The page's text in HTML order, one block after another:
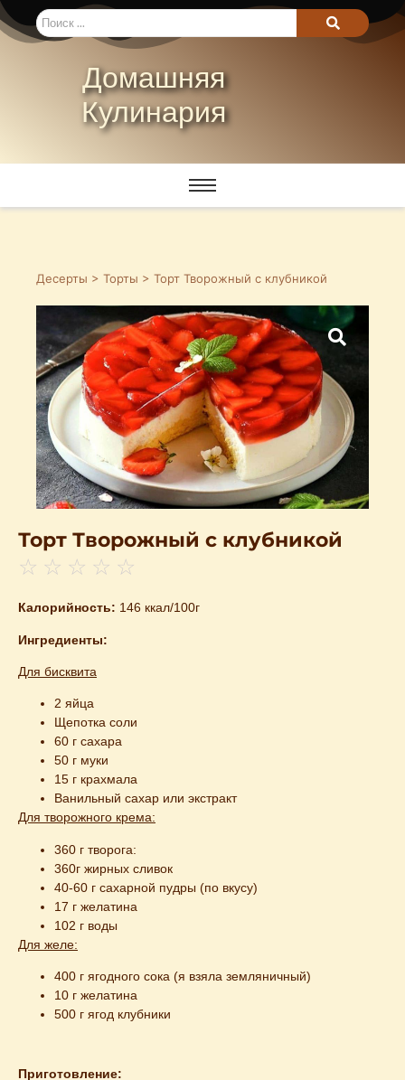
Домашняя
Кулинария
Десерты > Торты > Торт Творожный с клубникой
Торт Творожный с клубникой
☆ ☆ ☆ ☆ ☆
Калорийность: 146 ккал/100г
Ингредиенты:
Для бисквита
2 яйца
Щепотка соли
60 г сахара
50 г муки
15 г крахмала
Ванильный сахар или экстракт
Для творожного крема:
360 г творога:
360г жирных сливок
40-60 г сахарной пудры (по вкусу)
17 г желатина
102 г воды
Для желе:
400 г ягодного сока (я взяла земляничный)
10 г желатина
500 г ягод клубники
Приготовление: